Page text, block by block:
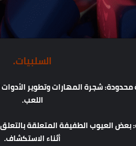
السلبيات.
محدودة:شجرةالمهاراتوتطويرالأدوات
اللعب.
:بعضالعيوبالطفيفةالمتعلقةبالتعلق
أثناءالاستكشاف.